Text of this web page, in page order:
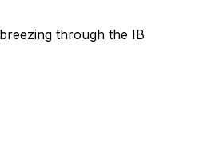
through the IB